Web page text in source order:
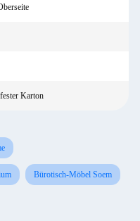
Karton
Bürotisch-Möbel Soem